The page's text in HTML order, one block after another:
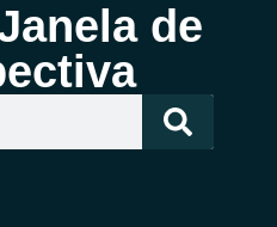
de